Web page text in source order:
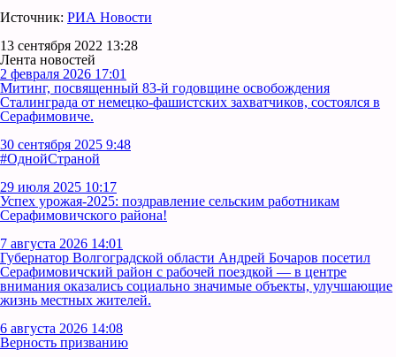
Источник: РИА Новости
13 сентября 2022 13:28
Лента новостей
2 февраля 2026 17:01
Митинг, посвященный 83-й годовщине освобождения
Сталинграда от немецко-фашистских захватчиков, состоялся в
Серафимовиче.
30 сентября 2025 9:48
#ОднойСтраной
29 июля 2025 10:17
Успех урожая-2025: поздравление сельским работникам
Серафимовичского района!
7 августа 2026 14:01
Губернатор Волгоградской области Андрей Бочаров посетил
Серафимовичский район с рабочей поездкой — в центре
внимания оказались социально значимые объекты, улучшающие
жизнь местных жителей.
6 августа 2026 14:08
Верность призванию